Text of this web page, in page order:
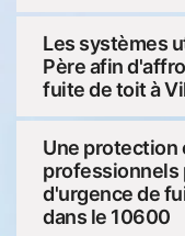
Les systèmes
Père afin
fuite de toit à
Une protection
professionnels
d'urgence de
dans le 10600